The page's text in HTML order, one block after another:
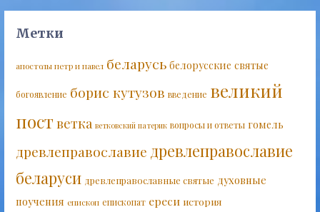
Метки
апостолы петр и павел беларусь белорусские святые
богоявление борис кутузов введение великий
постветка ветковский патерик вопросы и ответы гомель
древлеправославие древлеправославие
беларуси древлеправославные святые духовные
поучения епископ епископат ереси история